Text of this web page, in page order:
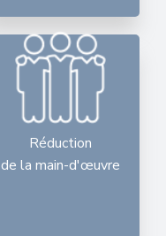
Réduction
de la main-d'œuvre